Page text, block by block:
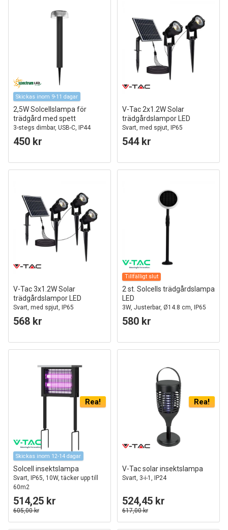
Skickas inom 9-11 dagar
2,5W Solcellslampa för
trädgård med spett
3-stegs dimbar, USB-C, IP44
utomhus, svart
450 kr
V-Tac 2x1.2W Solar
trädgårdslampor LED
Svart, med spjut, IP65
544 kr
V-Tac 3x1.2W Solar
trädgårdslampor LED
Svart, med spjut, IP65
568 kr
Tillfälligt slut
2 st. Solcells trädgårdslampa
LED
3W, Justerbar, Ø14.8 cm, IP65
580 kr
Rea!
Skickas inom 12-14 dagar
Solcell insektslampa
Svart, IP65, 10W, täcker upp till
60m2
514,25 kr
605,00 kr
Rea!
V-Tac solar insektslampa
Svart, 3-i-1, IP24
524,45 kr
617,00 kr